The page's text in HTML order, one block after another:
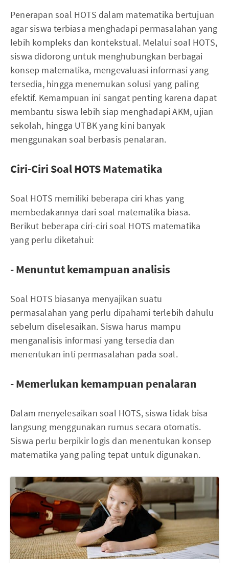
Penerapan soal HOTS dalam matematika bertujuan
agar siswa terbiasa menghadapi permasalahan yang
lebih kompleks dan kontekstual. Melalui soal HOTS,
siswa didorong untuk menghubungkan berbagai
konsep matematika, mengevaluasi informasi yang
tersedia, hingga menemukan solusi yang paling
efektif. Kemampuan ini sangat penting karena dapat
membantu siswa lebih siap menghadapi AKM, ujian
sekolah, hingga UTBK yang kini banyak
menggunakan soal berbasis penalaran.
Ciri-Ciri Soal HOTS Matematika
Soal HOTS memiliki beberapa ciri khas yang
membedakannya dari soal matematika biasa.
Berikut beberapa ciri-ciri soal HOTS matematika
yang perlu diketahui:
- Menuntut kemampuan analisis
Soal HOTS biasanya menyajikan suatu
permasalahan yang perlu dipahami terlebih dahulu
sebelum diselesaikan. Siswa harus mampu
menganalisis informasi yang tersedia dan
menentukan inti permasalahan pada soal.
- Memerlukan kemampuan penalaran
Dalam menyelesaikan soal HOTS, siswa tidak bisa
langsung menggunakan rumus secara otomatis.
Siswa perlu berpikir logis dan menentukan konsep
matematika yang paling tepat untuk digunakan.